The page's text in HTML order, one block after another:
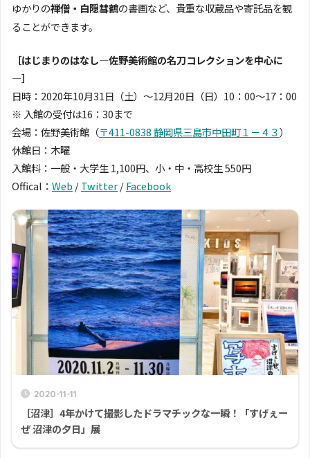
ゆかりの禅僧・白隠彗鶴の書画など、貴重な収蔵品や寄託品を観
ることができます。
［はじまりのはなし―佐野美術館の名刀コレクションを中心に
―］
日時：2020年10月31日（土）〜12月20日（日）10：00～17：00
※ 入館の受付は16：30まで
会場：佐野美術館（〒411-0838 静岡県三島市中田町１－４３）
休館日：木曜
入館料：一般・大学生 1,100円、小・中・高校生 550円
Offical： Web /Twitter/Facebook
2020-11-11
［沼津］4年かけて撮影したドラマチックな一瞬！「すげぇー
ぜ 沼津の夕日」展